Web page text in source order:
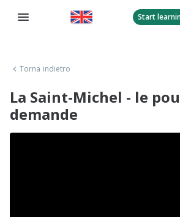
Start
Torna indietro
La Saint-Michel - le
demande